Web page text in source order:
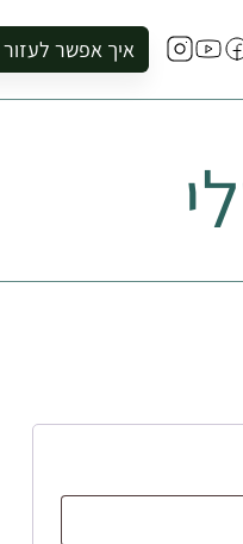
איך אפשר
להזמין סיור לקבוצה
לתאם ביקור בצריף